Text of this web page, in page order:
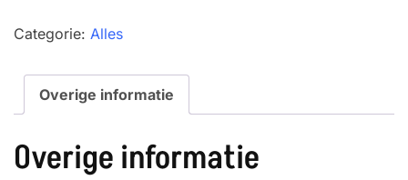
Categorie: Alles
Overige informatie
Overige informatie